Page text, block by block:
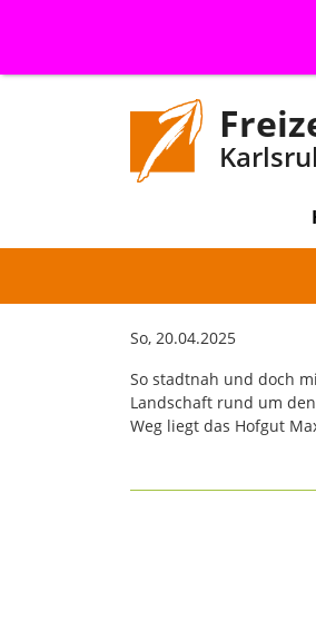
So, 20.04.2025
So stadtnah und doch
Landschaft rund um
Weg liegt das Hofgut